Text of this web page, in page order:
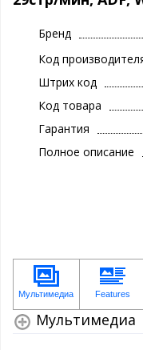
Бренд
Код
Штрих код
Код товара
Гарантия
Полное описание
Мультимедиа